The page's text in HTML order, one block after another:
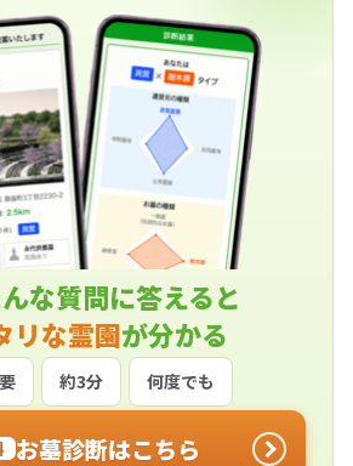
な質問に答えると
リな霊園が分かる
約3分 何度でも
お墓診断はこちら